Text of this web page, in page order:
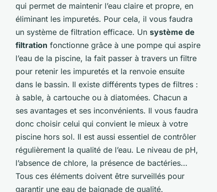
qui permet de maintenir l’eau claire et propre, en
éliminant les impuretés. Pour cela, il vous faudra
un système de filtration efficace. Un système de
filtration fonctionne grâce à une pompe qui aspire
l’eau de la piscine, la fait passer à travers un filtre
pour retenir les impuretés et la renvoie ensuite
dans le bassin. Il existe différents types de filtres :
à sable, à cartouche ou à diatomées. Chacun a
ses avantages et ses inconvénients. Il vous faudra
donc choisir celui qui convient le mieux à votre
piscine hors sol. Il est aussi essentiel de contrôler
régulièrement la qualité de l’eau. Le niveau de pH,
l’absence de chlore, la présence de bactéries…
Tous ces éléments doivent être surveillés pour
garantir une eau de baignade de qualité.